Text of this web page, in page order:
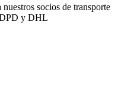
socios de transporte
DPD y DHL